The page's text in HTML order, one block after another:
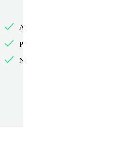
Anmelden per E-Mail
Persönliche Merklisten
Nur für Privatkunden